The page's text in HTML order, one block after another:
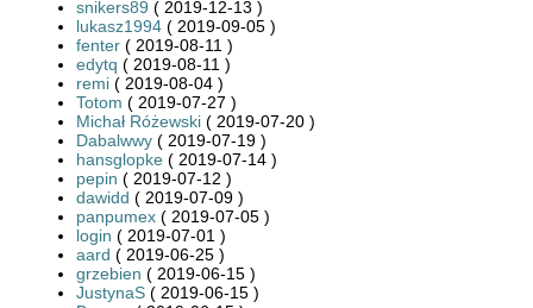
snikers89 ( 2019-12-13 )
lukasz1994 ( 2019-09-05 )
fenter ( 2019-08-11 )
edytq ( 2019-08-11 )
remi ( 2019-08-04 )
Totom ( 2019-07-27 )
Michał Różewski ( 2019-07-20 )
Dabalwwy ( 2019-07-19 )
hansglopke ( 2019-07-14 )
pepin ( 2019-07-12 )
dawidd ( 2019-07-09 )
panpumex ( 2019-07-05 )
login ( 2019-07-01 )
aard ( 2019-06-25 )
grzebien ( 2019-06-15 )
JustynaS ( 2019-06-15 )